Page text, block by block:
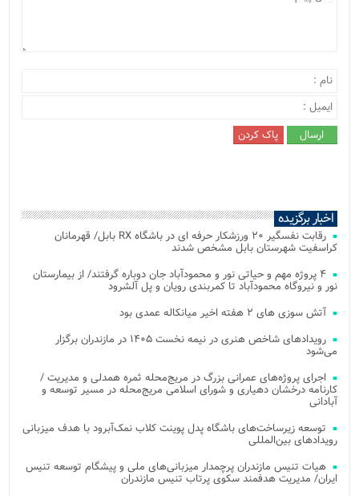
اخبار برگزیده
رقابت نفسگیر ۲۰ ورزشکار حرفه ای در باشگاه RX بابل/ قهرمانان
کراسفیت شهرستان بابل مشخص شدند
۴ پروژه مهم و حیاتی نور و محمودآباد جان دوباره گرفتند/ از بیمارستان
نور و نیروگاه محمودآباد تا کمربندی رویان و پل آلشرود
آتش‌ سوزی‌ های ۲ هفته اخیر میانکاله عمدی بود
رویدادهای شاخص هنری در نیمه نخست ۱۴۰۵ در مازندران برگزار
می‌شود
اجرای پروژه‌های عمرانی بزرگ در مریج‌محله ثمره همدلی و مدیریت /
کارنامه درخشان دهیاری و شورای اسلامی مریج‌محله در مسیر توسعه و
آبادانی
توسعه زیرساخت‌های باشگاه پدل پوینت کلاب نمک‌آبرود با هدف میزبانی
رویدادهای بین‌المللی
هیات تنیس مازندران پرچمدار میزبانی‌های ملی و پیشگام توسعه تنیس
ایران/ مدیریت هدفمند سکوی پرتاب تنیس مازندران